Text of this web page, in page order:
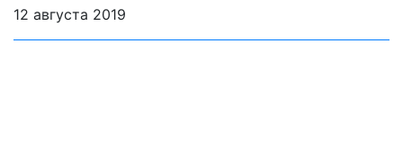
12 августа 2019